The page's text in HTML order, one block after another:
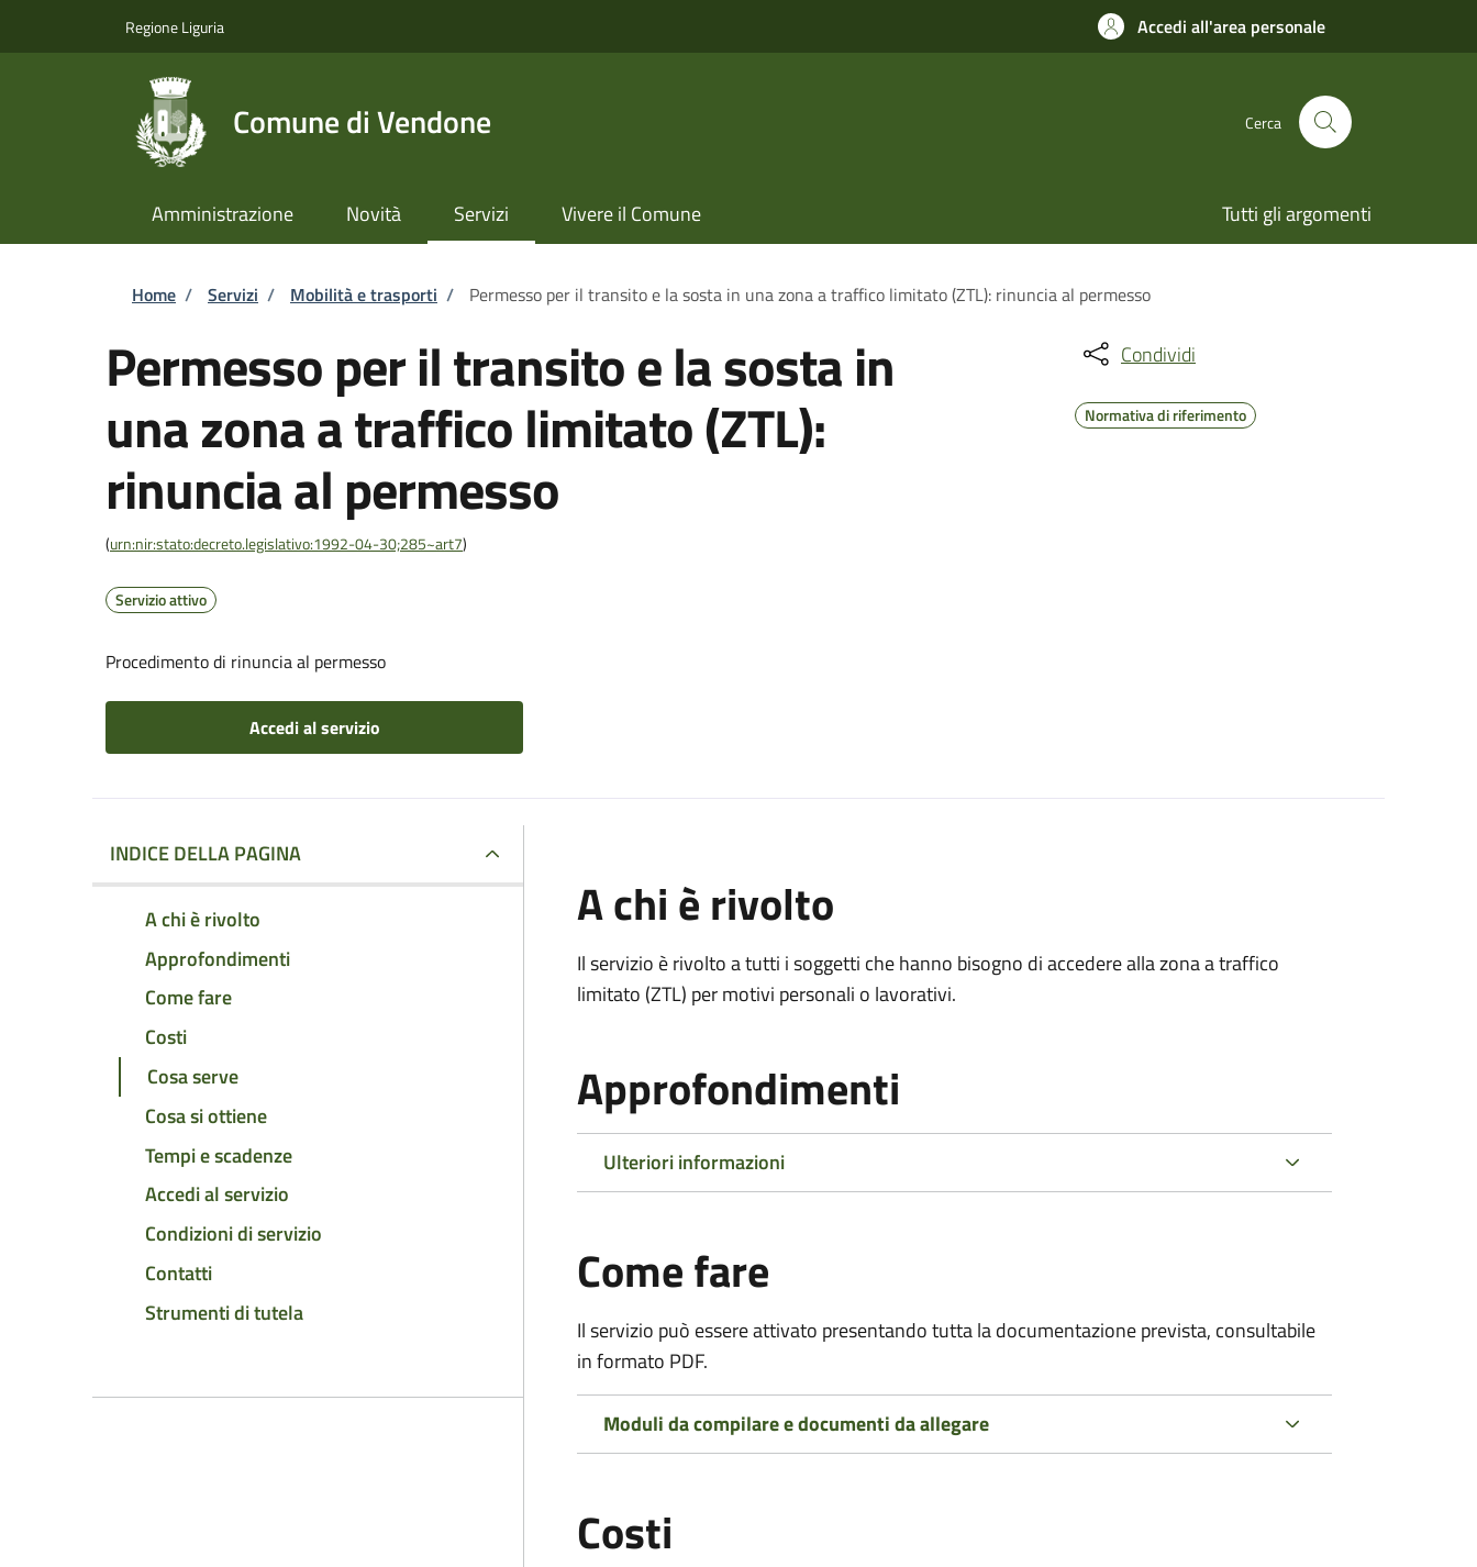
Regione Liguria Accedi all'area personale
Comune di Vendone Cerca
Amministrazione Novità Servizi Vivere il Comune Tutti gli argomenti
Briciole di pane
Home / Servizi / Mobilità e trasporti / Permesso per il transito e la sosta in una zona a traffico limitato (ZTL): rinuncia al permesso
Permesso per il transito e la sosta in
una zona a traffico limitato (ZTL):
rinuncia al permesso
(urn:nir:stato:decreto.legislativo:1992-04-30;285~art7)
Servizio attivo
Procedimento di rinuncia al permesso
Accedi al servizio
Condividi
Normativa di riferimento
INDICE DELLA PAGINA
A chi è rivolto
Approfondimenti
Come fare
Costi
Cosa serve
Cosa si ottiene
Tempi e scadenze
Accedi al servizio
Condizioni di servizio
Contatti
Strumenti di tutela
A chi è rivolto
Il servizio è rivolto a tutti i soggetti che hanno bisogno di accedere alla zona a traffico
limitato (ZTL) per motivi personali o lavorativi.
Approfondimenti
Ulteriori informazioni
Come fare
Il servizio può essere attivato presentando tutta la documentazione prevista, consultabile
in formato PDF.
Moduli da compilare e documenti da allegare
Costi